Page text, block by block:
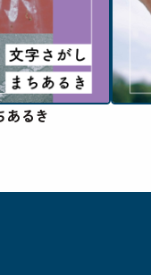
あるき